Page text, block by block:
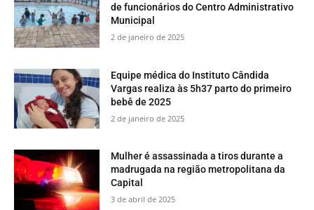
de funcionários do Centro Administrativo
Municipal
2 de janeiro de 2025
Equipe médica do Instituto Cândida
Vargas realiza às 5h37 parto do primeiro
bebê de 2025
2 de janeiro de 2025
Mulher é assassinada a tiros durante a
madrugada na região metropolitana da
Capital
3 de abril de 2025